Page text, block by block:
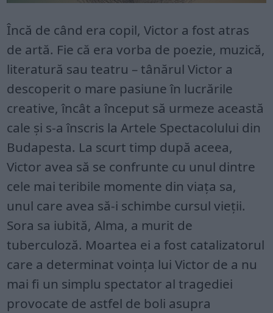
Încă de când era copil, Victor a fost atras
de artă. Fie că era vorba de poezie, muzică,
literatură sau teatru – tânărul Victor a
descoperit o mare pasiune în lucrările
creative, încât a început să urmeze această
cale și s-a înscris la Artele Spectacolului din
Budapesta. La scurt timp după aceea,
Victor avea să se confrunte cu unul dintre
cele mai teribile momente din viața sa,
unul care avea să-i schimbe cursul vieții.
Sora sa iubită, Alma, a murit de
tuberculoză. Moartea ei a fost catalizatorul
care a determinat voința lui Victor de a nu
mai fi un simplu spectator al tragediei
provocate de astfel de boli asupra